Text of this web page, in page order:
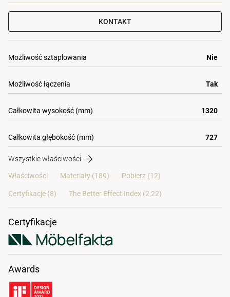
KONTAKT
Możliwość sztaplowania Nie
Możliwość łączenia Tak
Całkowita wysokość (mm) 1320
Całkowita głębokość (mm) 727
Wszystkie właściwości
Właściwości Materiały (189) Pobierz (12)
Certyfikacje (8) The Better Effect Index (2,22)
Certyfikacje
Awards